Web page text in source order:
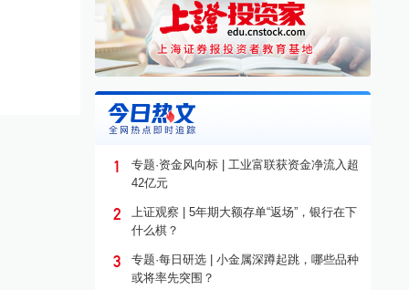
1
专题·资金风向标 | 工业富联获资金净流入超
42亿元
2
上证观察 | 5年期大额存单“返场”，银行在下
什么棋？
3
专题·每日研选 | 小金属深蹲起跳，哪些品种
或将率先突围？